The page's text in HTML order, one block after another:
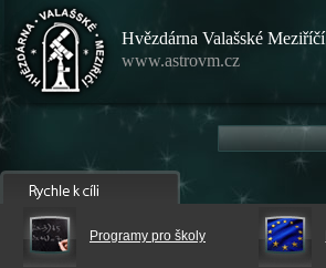
Hvězdárna Valašské Meziříčí
www.astrovm.cz
Programy pro školy